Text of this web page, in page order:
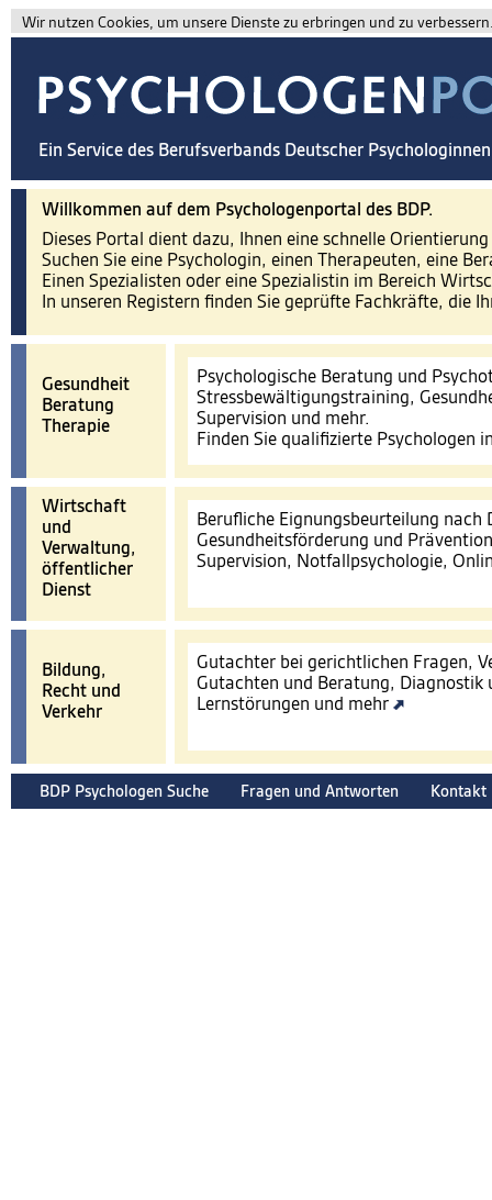
Wir nutzen Cookies, um unsere Dienste zu erbringen und zu
Ein Service des Berufsverbands Deutscher
Willkommen auf dem Psychologenportal des BDP.
Dieses Portal dient dazu, Ihnen eine schnelle
Suchen Sie eine Psychologin, einen Therapeuten, eine
Einen Spezialisten oder eine Spezialistin im Bereich
In unseren Registern finden Sie geprüfte Fachkräfte, die
Gesundheit
Beratung
Therapie
Psychologische Beratung und
Stressbewältigungstraining,
Supervision und mehr.
Finden Sie qualifizierte Psychologen
Wirtschaft
und
Verwaltung,
öffentlicher
Dienst
Berufliche Eignungsbeurteilung nach
Gesundheitsförderung und
Supervision, Notfallpsychologie,
Bildung,
Recht und
Verkehr
Gutachter bei gerichtlichen Fragen,
Gutachten und Beratung, Diagnostik
Lernstörungen und mehr
BDP Psychologen Suche Fragen und Antworten Kontakt